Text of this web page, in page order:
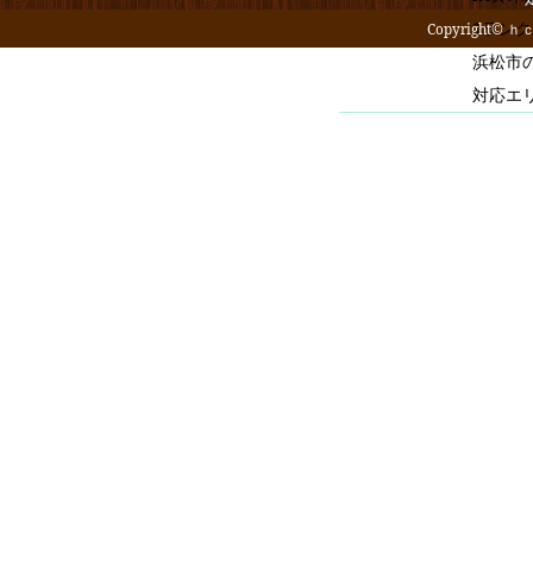
1ラン
浜松市
対応エ
Copyright© ｈ